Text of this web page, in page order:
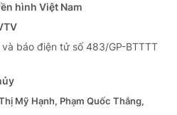
hình Việt Nam
báo điện tử số 483/GP-BTTTT
Mỹ Hạnh, Phạm Quốc Thắng,